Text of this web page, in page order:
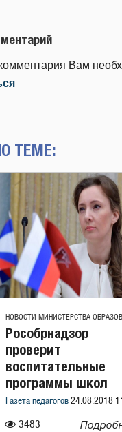
Вам
ТЕМЕ:
НОВОСТИ МИНИСТЕРСТВА
3483
Рособрнадзор
проверит
воспитательные
программы школ
Газета педагогов 24.08.2018